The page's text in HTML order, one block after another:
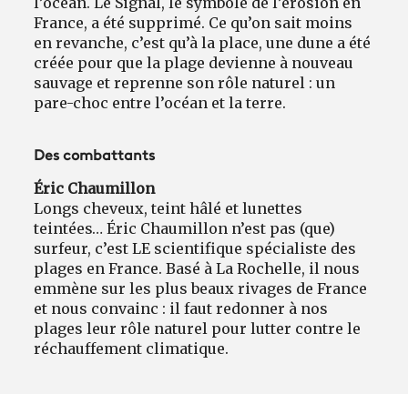
France, a été supprimé. Ce qu’on sait moins
en revanche, c’est qu’à la place, une dune a été
créée pour que la plage devienne à nouveau
sauvage et reprenne son rôle naturel : un
pare-choc entre l’océan et la terre.
Des combattants
Éric Chaumillon
Longs cheveux, teint hâlé et lunettes
teintées… Éric Chaumillon n’est pas (que)
surfeur, c’est LE scientifique spécialiste des
plages en France. Basé à La Rochelle, il nous
emmène sur les plus beaux rivages de France
et nous convainc : il faut redonner à nos
plages leur rôle naturel pour lutter contre le
réchauffement climatique.